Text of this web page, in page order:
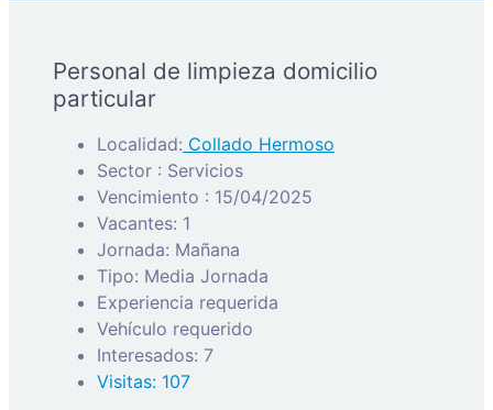
Personal de limpieza domicilio
particular
Localidad: Collado Hermoso
Sector : Servicios
Vencimiento : 15/04/2025
Vacantes: 1
Jornada: Mañana
Tipo: Media Jornada
Experiencia requerida
Vehículo requerido
Interesados: 7
Visitas: 107